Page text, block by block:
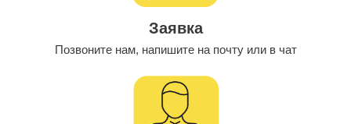
Заявка
Позвоните нам, напишите на почту или в чат